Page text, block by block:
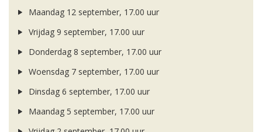
Maandag 12 september, 17.00 uur
Vrijdag 9 september, 17.00 uur
Donderdag 8 september, 17.00 uur
Woensdag 7 september, 17.00 uur
Dinsdag 6 september, 17.00 uur
Maandag 5 september, 17.00 uur